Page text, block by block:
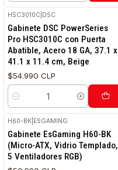
HSC3010C DSC
Gabinete DSC PowerSeries
Pro HSC3010C con Puerta
Abatible, Acero 18 GA, 37.1 x
41.1 x 11.4 cm, Beige
$54.990 CLP
Cantidad
H60-BK ESGAMING
Gabinete EsGaming H60-BK
(Micro-ATX, Vidrio Templado,
5 Ventiladores RGB)